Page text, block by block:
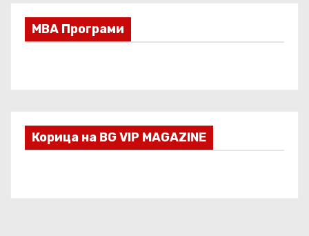
МВА Програми
Корица на BG VIP MAGAZINE